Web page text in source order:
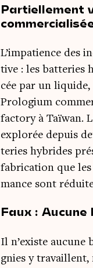
Partiellement
L’impatience des
tive : les bat­te­ries
cée par un
Pro­lo­gium
fac­to­ry à Taï­wan.
explo­rée depuis
te­ries hybrides
fabri­ca­tion que
mance sont
Faux :
Il n’existe
gnies y tra­vaillent,